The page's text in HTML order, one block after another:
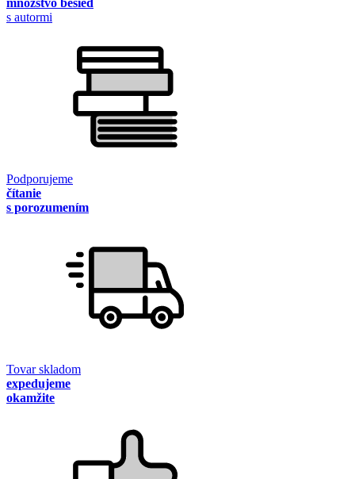
množstvo besied
s autormi
Podporujeme
čítanie
s porozumením
Tovar skladom
expedujeme
okamžite